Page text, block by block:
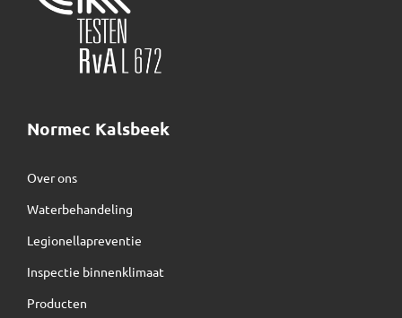
Normec Kalsbeek
Over ons
Waterbehandeling
Legionellapreventie
Inspectie binnenklimaat
Producten